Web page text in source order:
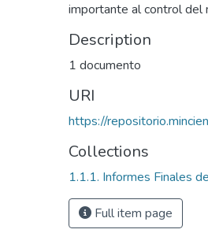
importante al control del
Description
1 documento
URI
https://
Collections
1.1.1. Informes Finales
Full item page